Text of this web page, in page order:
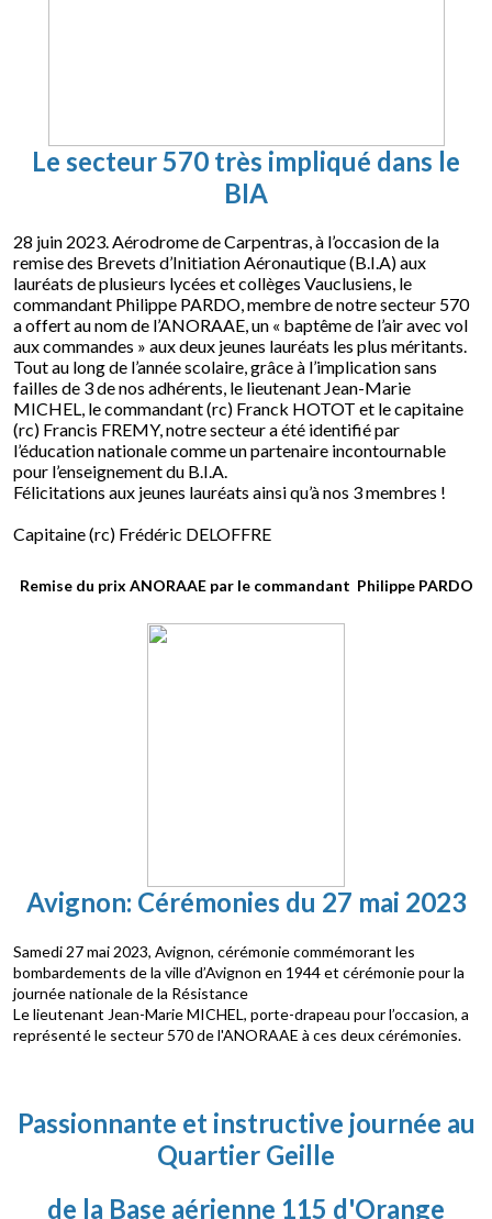
Le secteur 570 très impliqué dans le
BIA
28 juin 2023. Aérodrome de Carpentras, à l’occasion de la
remise des Brevets d’Initiation Aéronautique (B.I.A) aux
lauréats de plusieurs lycées et collèges Vauclusiens, le
commandant Philippe PARDO, membre de notre secteur 570
a offert au nom de l’ANORAAE, un « baptême de l’air avec vol
aux commandes » aux deux jeunes lauréats les plus méritants.
Tout au long de l’année scolaire, grâce à l’implication sans
failles de 3 de nos adhérents, le lieutenant Jean-Marie
MICHEL, le commandant (rc) Franck HOTOT et le capitaine
(rc) Francis FREMY, notre secteur a été identifié par
l’éducation nationale comme un partenaire incontournable
pour l’enseignement du B.I.A.
Félicitations aux jeunes lauréats ainsi qu’à nos 3 membres !
Capitaine (rc) Frédéric DELOFFRE
Remise du prix ANORAAE par le commandant Philippe PARDO
Avignon: Cérémonies du 27 mai 2023
Samedi 27 mai 2023, Avignon, cérémonie commémorant les
bombardements de la ville d’Avignon en 1944 et cérémonie pour la
journée nationale de la Résistance
Le lieutenant Jean-Marie MICHEL, porte-drapeau pour l’occasion, a
représenté le secteur 570 de l'ANORAAE à ces deux cérémonies.
Passionnante et instructive journée au
Quartier Geille
de la Base aérienne 115 d'Orange